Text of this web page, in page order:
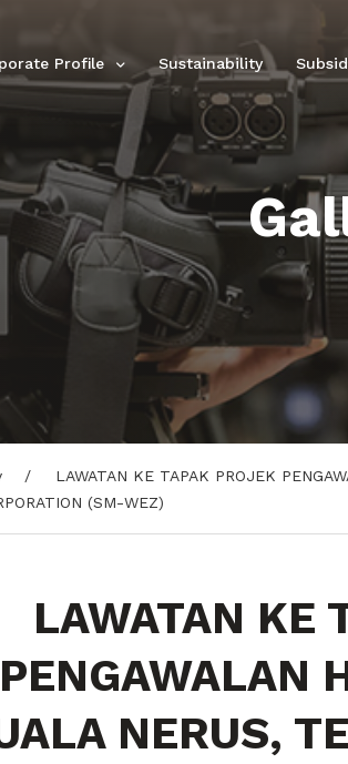
Profile Sustainability
LAWATAN KE TAPAK PROJEK
(SM-WEZ)
LAWATAN KE
PENGAWALAN
NERUS,